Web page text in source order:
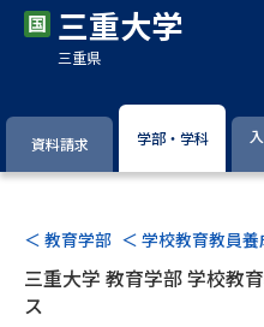
大学・短大以外の資料から請
留学・進学関連、塾・予備校
配慮案内」の請求
幼稚園教員資格認定試験
三重大学
三重県
資料請求 学部・学科
＜ 教育学部 ＜ 学校教育教員
三重大学 教育学部 学校教
ス